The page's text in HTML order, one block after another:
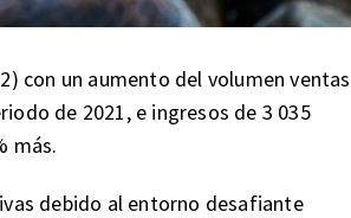
con un aumento del volumen ventas
de 2021, e ingresos de 3 035
más.
debido al entorno desafiante